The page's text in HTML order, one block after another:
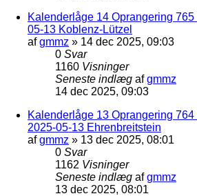
Kalenderlåge 14 Oprangering
05-13 Koblenz-Lützel
afgmmz » 14 dec 2025, 09:03
0 Svar
1160 Visninger
Seneste indlæg afgmmz
14 dec 2025, 09:03
Kalenderlåge 13 Oprangering
2025-05-13 Ehrenbreitstein
afgmmz » 13 dec 2025, 08:01
0 Svar
1162 Visninger
Seneste indlæg afgmmz
13 dec 2025, 08:01